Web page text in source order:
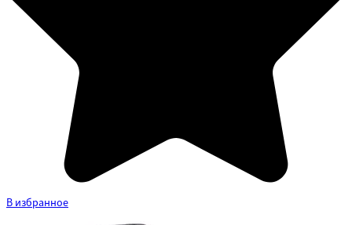
В избранное